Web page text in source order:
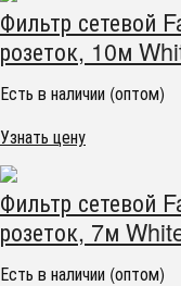
Фильтр сетевой
розеток, 10м
Есть в наличии (оптом)
Узнать цену
Фильтр сетевой
розеток, 7м
Есть в наличии (оптом)